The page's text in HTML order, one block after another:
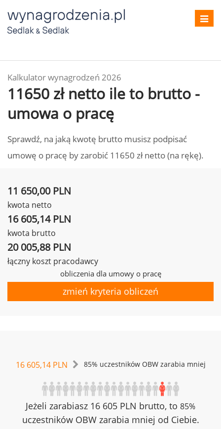
Kalkulator wynagrodzeń 2026
11650 zł netto ile to brutto -
umowa o pracę
Sprawdź, na jaką kwotę brutto musisz podpisać
umowę o pracę by zarobić 11650 zł netto (na rękę).
11 650,00 PLN
kwota netto
16 605,14 PLN
kwota brutto
20 005,88 PLN
łączny koszt pracodawcy
obliczenia dla umowy o pracę
zmień kryteria obliczeń
16 605,14 PLN 85% uczestników OBW zarabia mniej
Jeżeli zarabiasz 16 605 PLN brutto, to 85%
uczestników OBW zarabia mniej od Ciebie.